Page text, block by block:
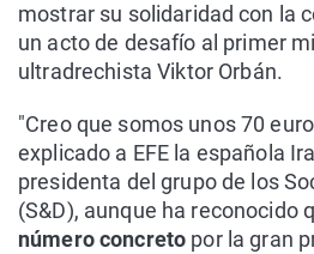
mostrar su solidaridad con la
un acto de desafío al primer
ultradrechista Viktor Orbán.
"Creo que somos unos 70
explicado a EFE la española
presidenta del grupo de los
(S&D), aunque ha reconocido
número concreto por la gran